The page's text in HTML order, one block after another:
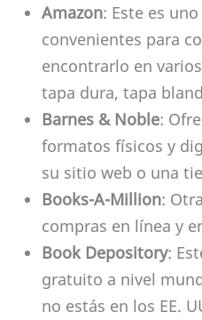
Amazon: Este es
convenientes para
encontrarlo en
tapa dura, tapa
Barnes & Noble:
formatos físicos y
su sitio web o una
Books-A-Million:
compras en línea y
Book Depository:
gratuito a nivel
no estás en los EE.